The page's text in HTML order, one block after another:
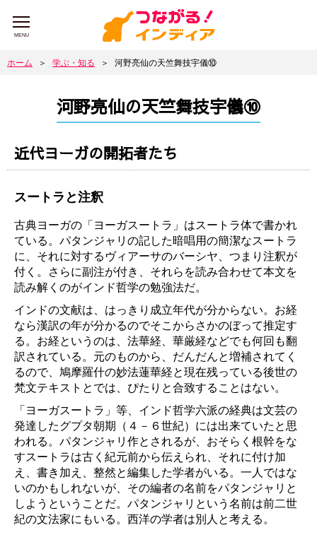
MENU
ホーム ＞ 学ぶ・知る ＞ 河野亮仙の天竺舞技宇儀⑩
河野亮仙の天竺舞技宇儀⑩
近代ヨーガの開拓者たち
スートラと注釈
古典ヨーガの「ヨーガスートラ」はスートラ体で書かれ
ている。パタンジャリの記した暗唱用の簡潔なスートラ
に、それに対するヴィアーサのバーシヤ、つまり注釈が
付く。さらに副注が付き、それらを読み合わせて本文を
読み解くのがインド哲学の勉強法だ。
インドの文献は、はっきり成立年代が分からない。お経
なら漢訳の年が分かるのでそこからさかのぼって推定す
る。お経というのは、法華経、華厳経などでも何回も翻
訳されている。元のものから、だんだんと増補されてく
るので、鳩摩羅什の妙法蓮華経と現在残っている後世の
梵文テキストとでは、ぴたりと合致することはない。
「ヨーガスートラ」等、インド哲学六派の経典は文芸の
発達したグプタ朝期（４－６世紀）には出来ていたと思
われる。パタンジャリ作とされるが、おそらく根幹をな
すスートラは古く紀元前から伝えられ、それに付け加
え、書き加え、整然と編集した学者がいる。一人ではな
いのかもしれないが、その編者の名前をパタンジャリと
しようということだ。パタンジャリという名前は前二世
紀の文法家にもいる。西洋の学者は別人と考える。